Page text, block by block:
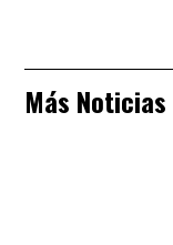
Más Noticias